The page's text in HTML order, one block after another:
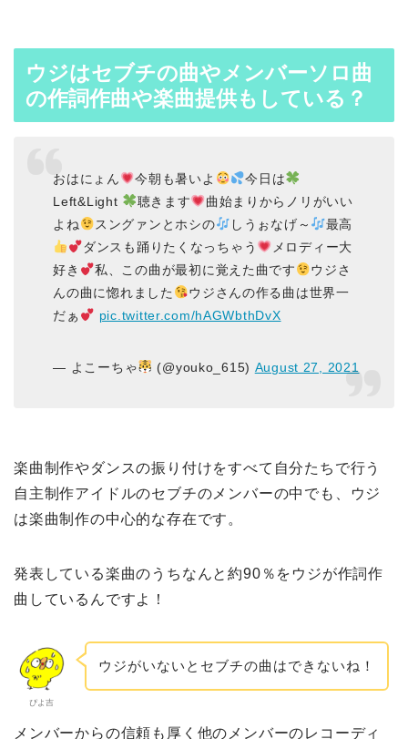
ウジはセブチの曲やメンバーソロ曲
の作詞作曲や楽曲提供もしている？
おはにょん 今朝も暑いよ
今日は
Left&Light
聴きます
曲始まりからノリがいい
よね
スングァンとホシの しうぉなげ～
最高
ダンスも踊りたくなっちゃう
メロディー大
好き
私、この曲が最初に覚えた曲です
ウジさ
んの曲に惚れました
ウジさんの作る曲は世界一
だぁ
pic.twitter.com/hAGWbthDvX
— よこーちゃ (@youko_615) August 27, 2021
楽曲制作やダンスの振り付けをすべて自分たちで行う
自主制作アイドルのセブチのメンバーの中でも、ウジ
は楽曲制作の中心的な存在です。
発表している楽曲のうちなんと約90％をウジが作詞作
曲しているんですよ！
ぴよ吉
ウジがいないとセブチの曲はできないね！
メンバーからの信頼も厚く他のメンバーのレコーディ